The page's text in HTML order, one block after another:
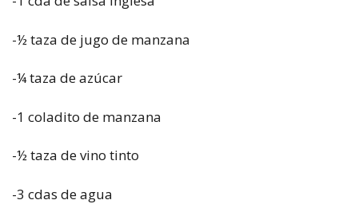
-½ taza de jugo de manzana
-¼ taza de azúcar
-1 coladito de manzana
-½ taza de vino tinto
-3 cdas de agua